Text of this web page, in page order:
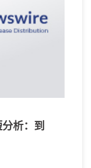
析：到